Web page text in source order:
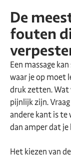
De
fouten
Een massage
waar je op moet
druk zetten. Wat
pijnlijk zijn.
andere kant is te
dan amper dat
Het kiezen van